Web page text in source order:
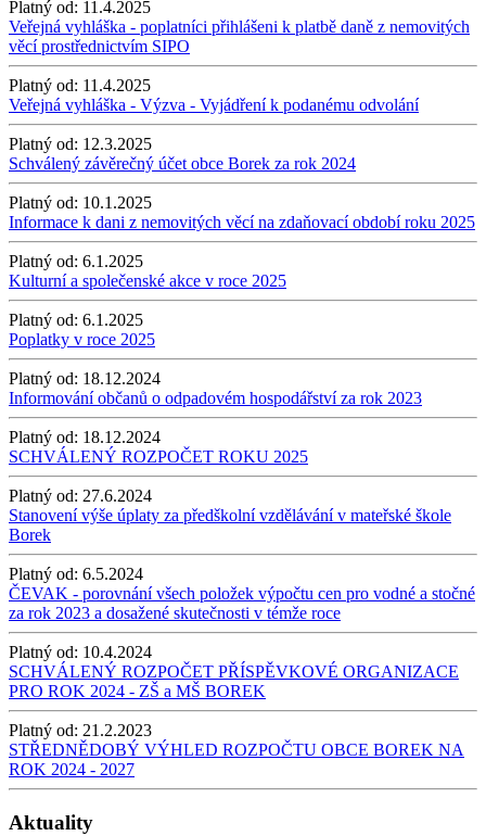
Platný od: 11.4.2025
Veřejná vyhláška - poplatníci přihlášeni k platbě daně z nemovitých
věcí prostřednictvím SIPO
Platný od: 11.4.2025
Veřejná vyhláška - Výzva - Vyjádření k podanému odvolání
Platný od: 12.3.2025
Schválený závěrečný účet obce Borek za rok 2024
Platný od: 10.1.2025
Informace k dani z nemovitých věcí na zdaňovací období roku 2025
Platný od: 6.1.2025
Kulturní a společenské akce v roce 2025
Platný od: 6.1.2025
Poplatky v roce 2025
Platný od: 18.12.2024
Informování občanů o odpadovém hospodářství za rok 2023
Platný od: 18.12.2024
SCHVÁLENÝ ROZPOČET ROKU 2025
Platný od: 27.6.2024
Stanovení výše úplaty za předškolní vzdělávání v mateřské škole
Borek
Platný od: 6.5.2024
ČEVAK - porovnání všech položek výpočtu cen pro vodné a stočné
za rok 2023 a dosažené skutečnosti v témže roce
Platný od: 10.4.2024
SCHVÁLENÝ ROZPOČET PŘÍSPĚVKOVÉ ORGANIZACE
PRO ROK 2024 - ZŠ a MŠ BOREK
Platný od: 21.2.2023
STŘEDNĚDOBÝ VÝHLED ROZPOČTU OBCE BOREK NA
ROK 2024 - 2027
Aktuality